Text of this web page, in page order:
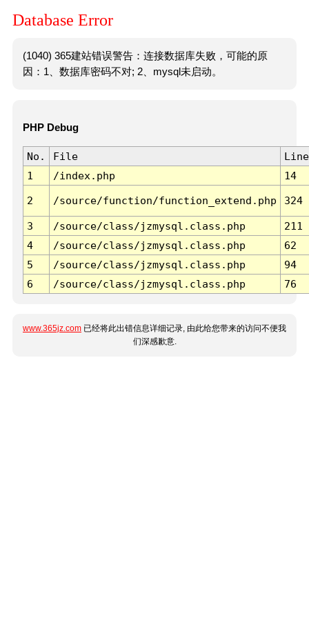
Database Error
(1040) 365建站错误警告：连接数据库失败，可能的原
因：1、数据库密码不对; 2、mysql未启动。
PHP Debug
No. File
Line
1
/index.php 14
2 /source/function/function_extend.php 324
3 /source/class/jzmysql.class.php
211
4
/source/class/jzmysql.class.php
62
5
/source/class/jzmysql.class.php
94
6
/source/class/jzmysql.class.php 76
www.365jz.com 已经将此出错信息详细记录, 由此给您带来的访问不便我
们深感歉意.